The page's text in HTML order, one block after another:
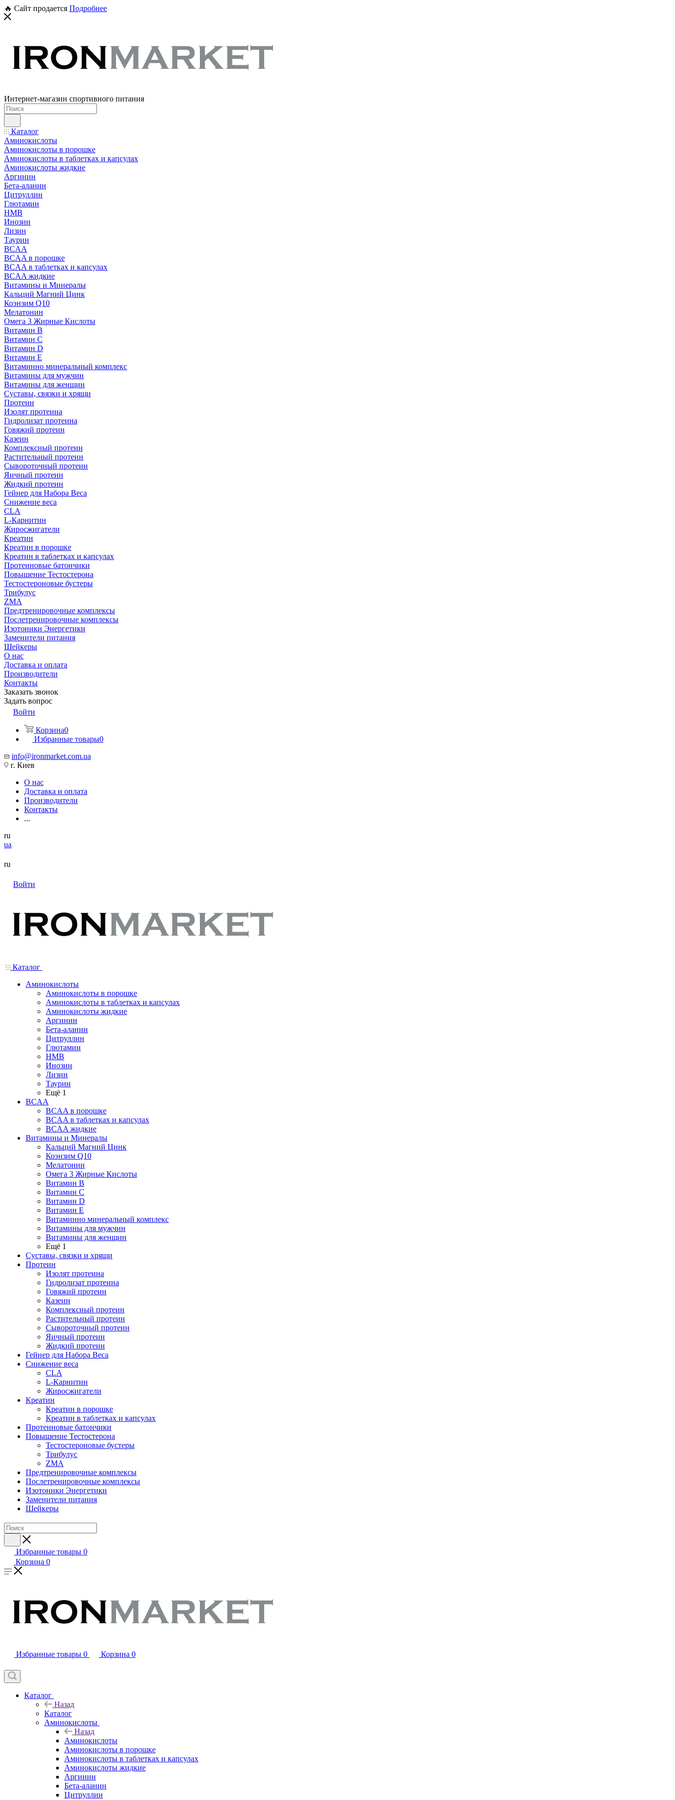
🔥 Сайт продается Подробнее
Интернет-магазин спортивного питания
Каталог
Аминокислоты
Аминокислоты в порошке
Аминокислоты в таблетках и капсулах
Аминокислоты жидкие
Аргинин
Бета-аланин
Цитруллин
Глютамин
HMB
Инозин
Лизин
Таурин
BCAA
BCAA в порошке
BCAA в таблетках и капсулах
BCAA жидкие
Витамины и Минералы
Кальций Магний Цинк
Коэнзим Q10
Мелатонин
Омега 3 Жирные Кислоты
Витамин B
Витамин C
Витамин D
Витамин E
Витаминно минеральный комплекс
Витамины для мужчин
Витамины для женщин
Суставы, связки и хрящи
Протеин
Изолят протеина
Гидролизат протеина
Говяжий протеин
Казеин
Комплексный протеин
Растительный протеин
Сывороточный протеин
Яичный протеин
Жидкий протеин
Гейнер для Набора Веса
Снижение веса
CLA
L-Карнитин
Жиросжигатели
Креатин
Креатин в порошке
Креатин в таблетках и капсулах
Протеиновые батончики
Повышение Тестостерона
Тестостероновые бустеры
Трибулус
ZMA
Предтренировочные комплексы
Послетренировочные комплексы
Изотоники Энергетики
Заменители питания
Шейкеры
О нас
Доставка и оплата
Производители
Контакты
Заказать звонок
Задать вопрос
Войти
Корзина0
Избранные товары0
info@ironmarket.com.ua
г. Киев
О нас
Доставка и оплата
Производители
Контакты
...
ru
ua
ru
Войти
Каталог
Аминокислоты
Аминокислоты в порошке
Аминокислоты в таблетках и капсулах
Аминокислоты жидкие
Аргинин
Бета-аланин
Цитруллин
Глютамин
HMB
Инозин
Лизин
Таурин
Ещё 1
BCAA
BCAA в порошке
BCAA в таблетках и капсулах
BCAA жидкие
Витамины и Минералы
Кальций Магний Цинк
Коэнзим Q10
Мелатонин
Омега 3 Жирные Кислоты
Витамин B
Витамин C
Витамин D
Витамин E
Витаминно минеральный комплекс
Витамины для мужчин
Витамины для женщин
Ещё 1
Суставы, связки и хрящи
Протеин
Изолят протеина
Гидролизат протеина
Говяжий протеин
Казеин
Комплексный протеин
Растительный протеин
Сывороточный протеин
Яичный протеин
Жидкий протеин
Гейнер для Набора Веса
Снижение веса
CLA
L-Карнитин
Жиросжигатели
Креатин
Креатин в порошке
Креатин в таблетках и капсулах
Протеиновые батончики
Повышение Тестостерона
Тестостероновые бустеры
Трибулус
ZMA
Предтренировочные комплексы
Послетренировочные комплексы
Изотоники Энергетики
Заменители питания
Шейкеры
Избранные товары 0
Корзина 0
Избранные товары 0 Корзина 0
Каталог
Назад
Каталог
Аминокислоты
Назад
Аминокислоты
Аминокислоты в порошке
Аминокислоты в таблетках и капсулах
Аминокислоты жидкие
Аргинин
Бета-аланин
Цитруллин